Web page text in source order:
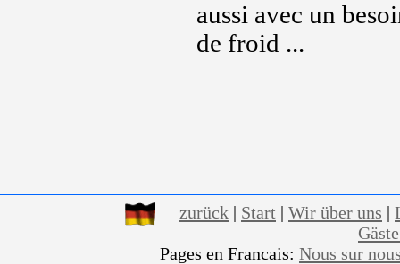
aussi avec un
de froid ...
zurück | Start | Wir über uns |
Pages en Francais: Nous sur